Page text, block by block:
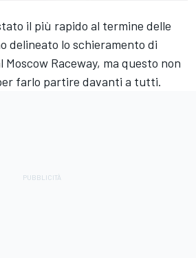
il più rapido al termine delle
delineato lo schieramento di
Moscow Raceway, ma questo non
farlo partire davanti a tutti.